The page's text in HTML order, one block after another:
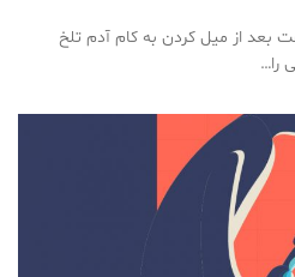
بعد از میل کردن به کام آدم تلخ
را…